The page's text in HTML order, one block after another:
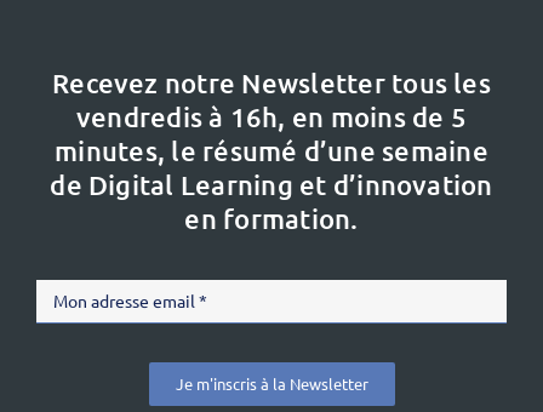
Recevez notre Newsletter tous les
vendredis à 16h, en moins de 5
minutes, le résumé d’une semaine
de Digital Learning et d’innovation
en formation.
Je m'inscris à la Newsletter